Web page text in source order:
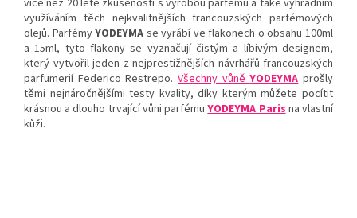
využíváním těch nejkvalitnějších francouzských parfémových
olejů. ParfémyYODEYMA se vyrábí ve flakonech o obsahu 100ml
a 15ml, tyto flakony se vyznačují čistým a líbivým designem,
který vytvořil jeden z nejprestižnějších návrhářů francouzských
parfumerií Federico Restrepo. Všechny vůněYODEYMA prošly
těmi nejnáročnějšími testy kvality, díky kterým můžete pocítit
krásnou a dlouho trvající vůni parfémuYODEYMA Paris na vlastní
kůži.